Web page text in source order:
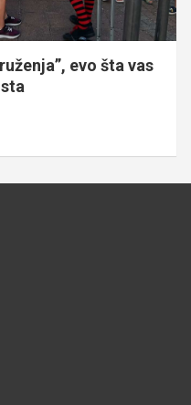
evo šta vas